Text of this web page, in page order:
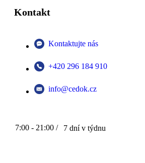
Kontakt
Kontaktujte nás
+420 296 184 910
info@cedok.cz
7:00 - 21:00 / 7 dní v týdnu